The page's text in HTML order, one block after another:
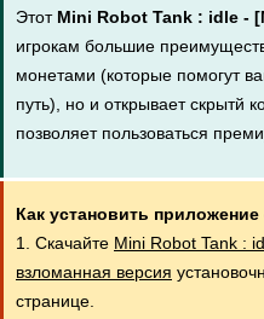
Этот Mini Robot Tank : idle -
игрокам большие
монетами (которые помогут
путь), но и открывает скрытй
позволяет пользоваться
Как установить
1. Скачайте Mini Robot Tank :
взломанная версия
странице.